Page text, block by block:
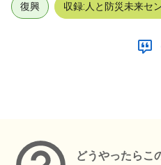
復興 収録:人と防災未来セ
どうやったらこ